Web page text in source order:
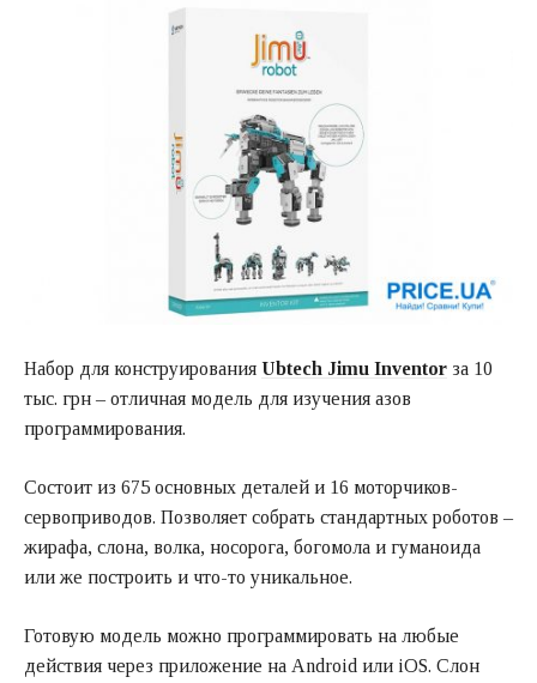
Набор для конструирования Ubtech Jimu Inventor за 10
тыс. грн – отличная модель для изучения азов
программирования.
Состоит из 675 основных деталей и 16 моторчиков-
сервоприводов. Позволяет собрать стандартных роботов –
жирафа, слона, волка, носорога, богомола и гуманоида
или же построить и что-то уникальное.
Готовую модель можно программировать на любые
действия через приложение на Android или iOS. Слон